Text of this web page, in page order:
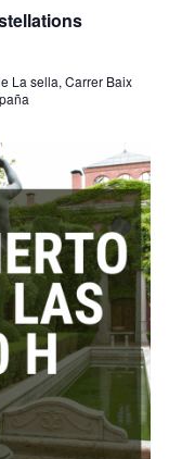
La sella, Carrer Baix